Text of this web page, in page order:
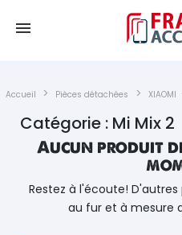
Accueil Pièces détachées XIAOMI
Catégorie : Mi Mix 2
Aucun produit
Restez à l'écoute!
au fur et à mesure